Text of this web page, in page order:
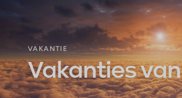
VAKANTIE
Vakanties